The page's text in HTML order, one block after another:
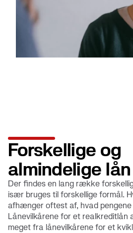
Forskellige og
almindelige lån
Der findes en lang række
især bruges til forskellige formål.
afhænger oftest af, hvad pengene
Lånevilkårene for et realkreditlån
meget fra lånevilkårene for et